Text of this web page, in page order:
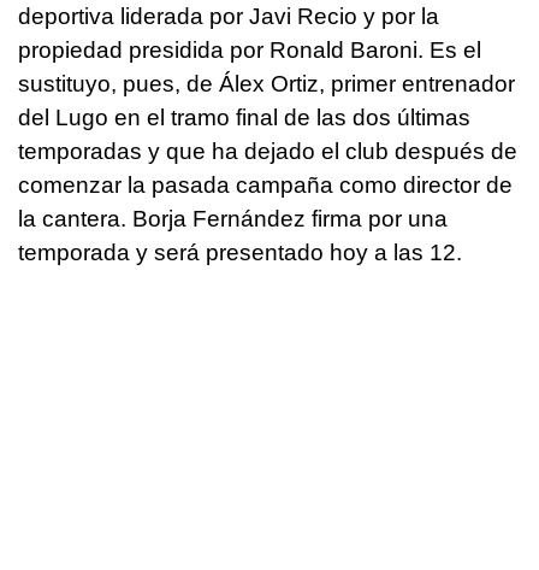
deportiva liderada por Javi Recio y por la
propiedad presidida por Ronald Baroni. Es el
sustituyo, pues, de Álex Ortiz, primer entrenador
del Lugo en el tramo final de las dos últimas
temporadas y que ha dejado el club después de
comenzar la pasada campaña como director de
la cantera. Borja Fernández firma por una
temporada y será presentado hoy a las 12.